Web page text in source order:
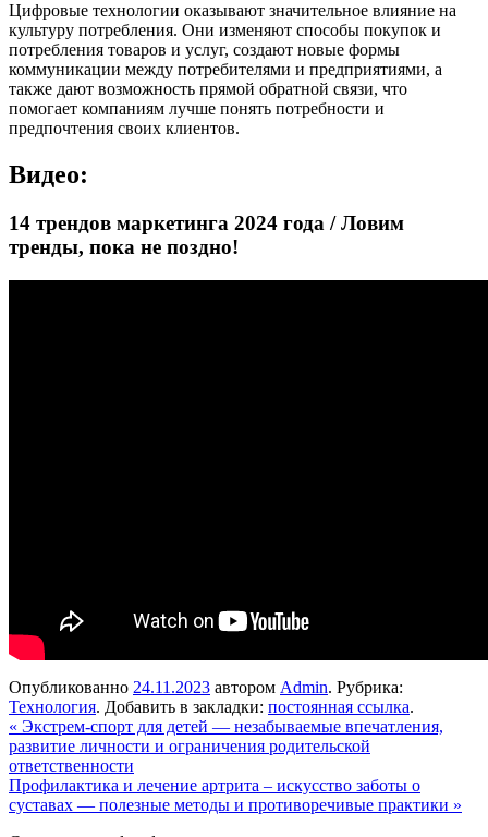
Цифровые технологии оказывают значительное влияние на
культуру потребления. Они изменяют способы покупок и
потребления товаров и услуг, создают новые формы
коммуникации между потребителями и предприятиями, а
также дают возможность прямой обратной связи, что
помогает компаниям лучше понять потребности и
предпочтения своих клиентов.
Видео:
14 трендов маркетинга 2024 года / Ловим
тренды, пока не поздно!
Опубликованно 24.11.2023 автором Admin. Рубрика:
Технология. Добавить в закладки: постоянная ссылка.
« Экстрем-спорт для детей — незабываемые впечатления,
развитие личности и ограничения родительской
ответственности
Профилактика и лечение артрита – искусство заботы о
суставах — полезные методы и противоречивые практики »